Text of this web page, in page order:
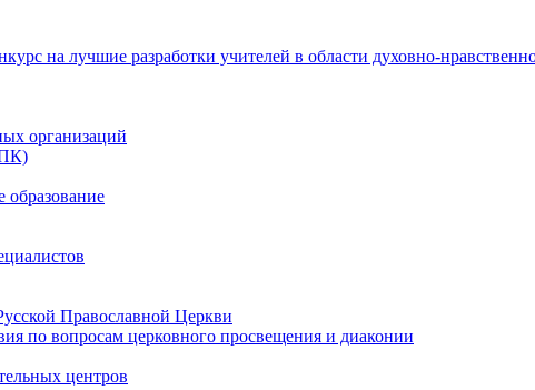
на лучшие разработки учителей в области духовно-
организаций
образование
Православной Церкви
по вопросам церковного просвещения и диаконии
центров